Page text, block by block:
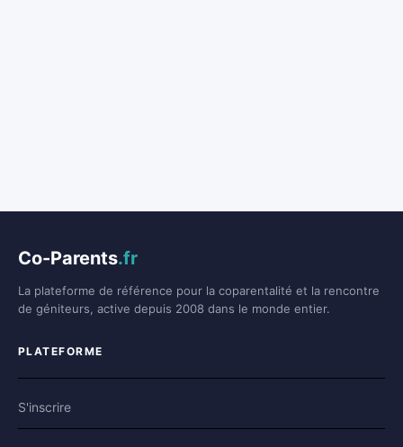
Co-Parents.fr
La plateforme de référence pour la coparentalité et la rencontre
de géniteurs, active depuis 2008 dans le monde entier.
PLATEFORME
S'inscrire